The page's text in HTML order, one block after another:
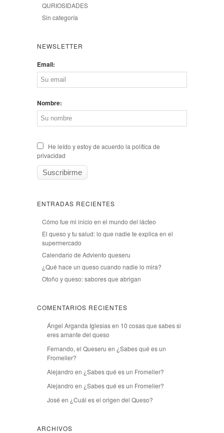
QURIOSIDADES
Sin categoría
NEWSLETTER
Email:
Nombre:
He leído y estoy de acuerdo la política de
privacidad
ENTRADAS RECIENTES
Cómo fue mi inicio en el mundo del lácteo
El queso y tu salud: lo que nadie te explica en el
supermercado
Calendario de Adviento queseru
¿Qué hace un queso cuando nadie lo mira?
Otoño y queso: sabores que abrigan
COMENTARIOS RECIENTES
Ángel Arganda Iglesiasen 10 cosas que sabes si
eres amante del queso
Fernando, el Queseru en ¿Sabes qué es un
Fromelier?
Alejandro en ¿Sabes qué es un Fromelier?
Alejandro en ¿Sabes qué es un Fromelier?
José en ¿Cuál es el origen del Queso?
ARCHIVOS